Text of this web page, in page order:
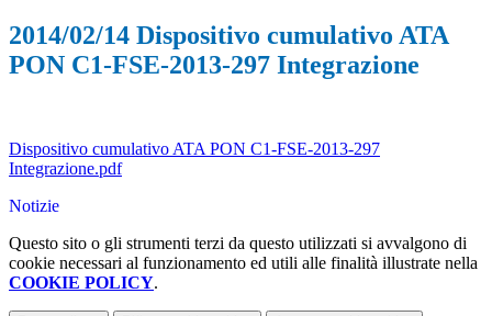
2014/02/14 Dispositivo cumulativo ATA
PON C1-FSE-2013-297 Integrazione
Dispositivo cumulativo ATA PON C1-FSE-2013-297
Integrazione.pdf
Notizie
Questo sito o gli strumenti terzi da questo utilizzati si avvalgono di
cookie necessari al funzionamento ed utili alle finalità illustrate nella
COOKIE POLICY.